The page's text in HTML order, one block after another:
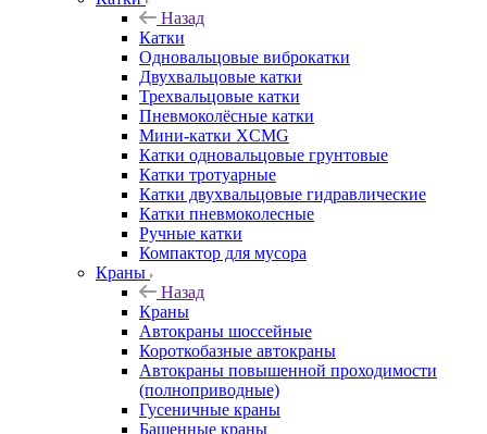
Назад
Катки
Одновальцовые виброкатки
Двухвальцовые катки
Трехвальцовые катки
Пневмоколёсные катки
Мини-катки XCMG
Катки одновальцовые грунтовые
Катки тротуарные
Катки двухвальцовые гидравлические
Катки пневмоколесные
Ручные катки
Компактор для мусора
Краны
Назад
Краны
Автокраны шоссейные
Короткобазные автокраны
Автокраны повышенной проходимости
(полноприводные)
Гусеничные краны
Башенные краны